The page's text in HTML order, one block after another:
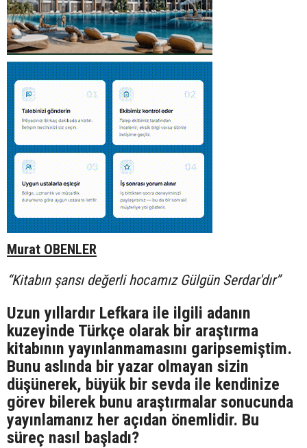
Murat OBENLER
“Kitabın şansı değerli hocamız Gülgün Serdar'dır”
Uzun yıllardır Lefkara ile ilgili adanın
kuzeyinde Türkçe olarak bir araştırma
kitabının yayınlanmamasını garipsemiştim.
Bunu aslında bir yazar olmayan sizin
düşünerek, büyük bir sevda ile kendinize
görev bilerek bunu araştırmalar sonucunda
yayınlamanız her açıdan önemlidir. Bu
süreç nasıl başladı?